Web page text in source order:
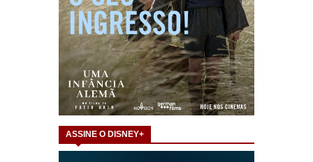
ASSINE O DISNEY+